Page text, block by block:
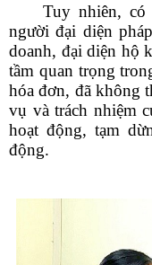
Tuy nhiên, có
người đại diện
doanh, đại diện hộ
tầm quan trọng
hóa đơn, đã không
vụ và trách nhiệm
hoạt động, tạm
động.